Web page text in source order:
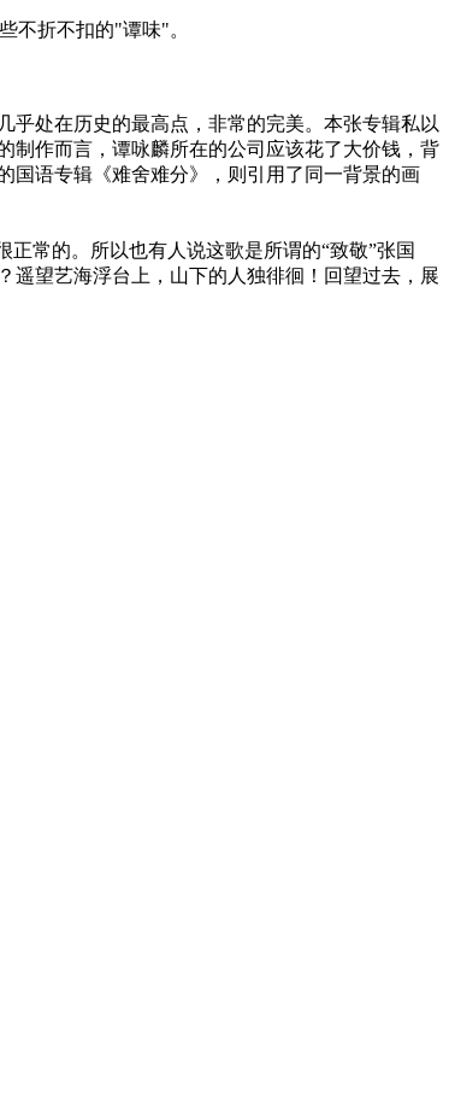
不折不扣的"谭味"。
乎处在历史的最高点，非常的完美。本张专辑私以
制作而言，谭咏麟所在的公司应该花了大价钱，背
语专辑《难舍难分》，则引用了同一背景的画
常的。所以也有人说这歌是所谓的“致敬”张国
遥望艺海浮台上，山下的人独徘徊！回望过去，展